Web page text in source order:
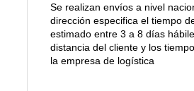
Se realizan envíos a nivel
dirección especifica el tiempo
estimado entre 3 a 8 días
distancia del cliente y los
la empresa de logística